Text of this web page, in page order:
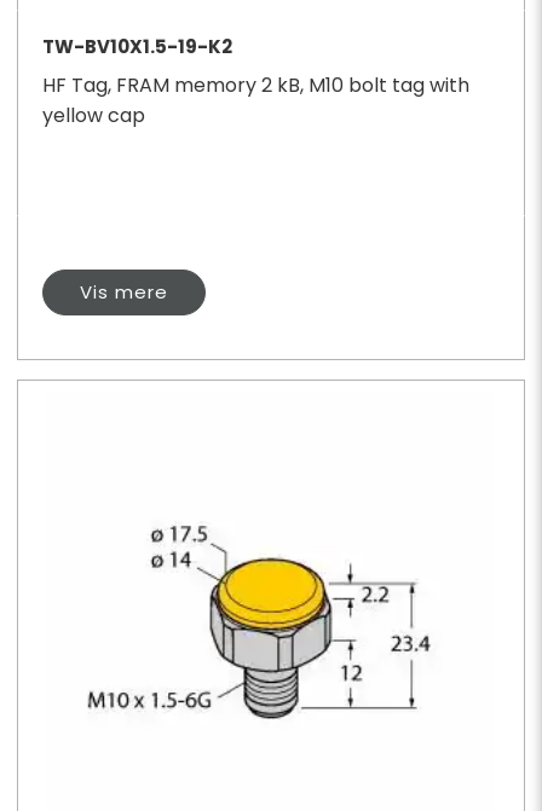
TW-BV10X1.5-19-K2
HF Tag, FRAM memory 2 kB, M10 bolt tag with
yellow cap
Vis mere